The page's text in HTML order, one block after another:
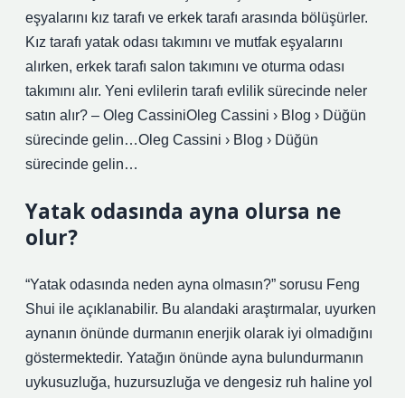
eşyalarını kız tarafı ve erkek tarafı arasında bölüşürler.
Kız tarafı yatak odası takımını ve mutfak eşyalarını
alırken, erkek tarafı salon takımını ve oturma odası
takımını alır. Yeni evlilerin tarafı evlilik sürecinde neler
satın alır? – Oleg CassiniOleg Cassini › Blog › Düğün
sürecinde gelin…Oleg Cassini › Blog › Düğün
sürecinde gelin…
Yatak odasında ayna olursa ne
olur?
“Yatak odasında neden ayna olmasın?” sorusu Feng
Shui ile açıklanabilir. Bu alandaki araştırmalar, uyurken
aynanın önünde durmanın enerjik olarak iyi olmadığını
göstermektedir. Yatağın önünde ayna bulundurmanın
uykusuzluğa, huzursuzluğa ve dengesiz ruh haline yol